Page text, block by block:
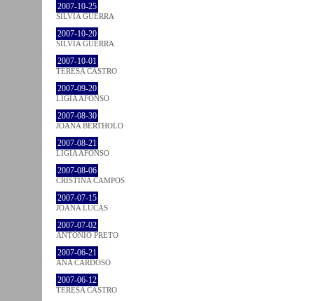
2007-10-25
SÍLVIA GUERRA
2007-10-20
SÍLVIA GUERRA
2007-10-01
TERESA CASTRO
2007-09-20
LÍGIA AFONSO
2007-08-30
JOANA BÉRTHOLO
2007-08-21
LÍGIA AFONSO
2007-08-06
CRISTINA CAMPOS
2007-07-15
JOANA LUCAS
2007-07-02
ANTÓNIO PRETO
2007-06-21
ANA CARDOSO
2007-06-12
TERESA CASTRO